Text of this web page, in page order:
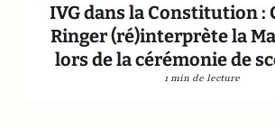
IVG dans la Constitution :
Ringer (ré)interprète la
lors de la cérémonie de
1 min de lecture